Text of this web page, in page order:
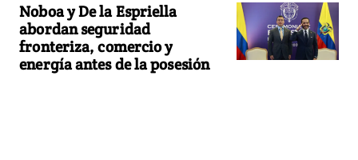
Noboa y De la Espriella
abordan seguridad
fronteriza, comercio y
energía antes de la posesión